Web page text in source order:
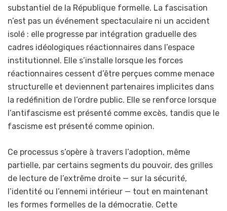
substantiel de la République formelle. La fascisation
n’est pas un événement spectaculaire ni un accident
isolé : elle progresse par intégration graduelle des
cadres idéologiques réactionnaires dans l’espace
institutionnel. Elle s’installe lorsque les forces
réactionnaires cessent d’être perçues comme menace
structurelle et deviennent partenaires implicites dans
la redéfinition de l’ordre public. Elle se renforce lorsque
l’antifascisme est présenté comme excès, tandis que le
fascisme est présenté comme opinion.
Ce processus s’opère à travers l’adoption, même
partielle, par certains segments du pouvoir, des grilles
de lecture de l’extrême droite — sur la sécurité,
l’identité ou l’ennemi intérieur — tout en maintenant
les formes formelles de la démocratie. Cette